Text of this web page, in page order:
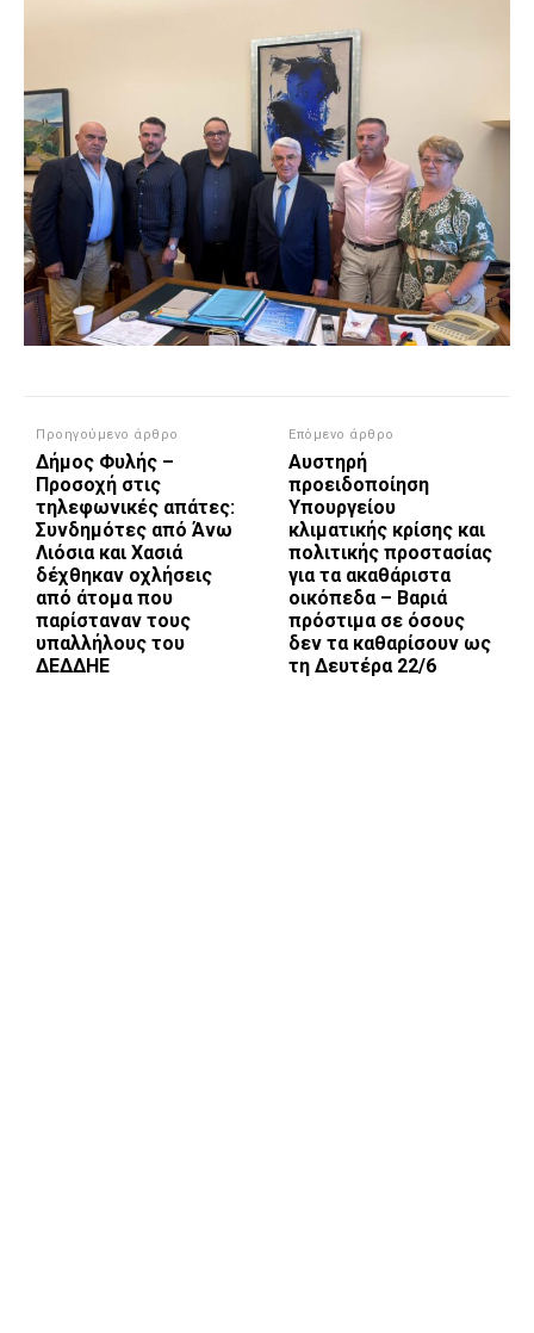
Προηγούμενο άρθρο
Δήμος Φυλής –
Προσοχή στις
τηλεφωνικές απάτες:
Συνδημότες από Άνω
Λιόσια και Χασιά
δέχθηκαν οχλήσεις
από άτομα που
παρίσταναν τους
υπαλλήλους του
ΔΕΔΔΗΕ
Επόμενο άρθρο
Αυστηρή
προειδοποίηση
Υπουργείου
κλιματικής κρίσης και
πολιτικής προστασίας
για τα ακαθάριστα
οικόπεδα – Βαριά
πρόστιμα σε όσους
δεν τα καθαρίσουν ως
τη Δευτέρα 22/6